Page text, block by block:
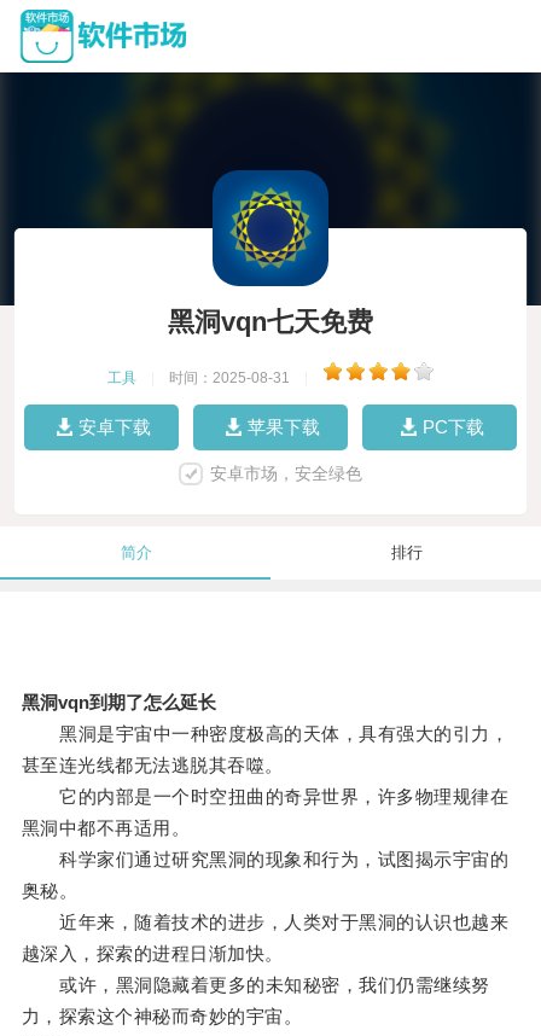
黑洞vqn七天免费
工具 时间：2025-08-31
安卓下载 苹果下载 PC下载
安卓市场，安全绿色
简介 排行
黑洞vqn到期了怎么延长
黑洞是宇宙中一种密度极高的天体，具有强大的引力，
甚至连光线都无法逃脱其吞噬。
它的内部是一个时空扭曲的奇异世界，许多物理规律在
黑洞中都不再适用。
科学家们通过研究黑洞的现象和行为，试图揭示宇宙的
奥秘。
近年来，随着技术的进步，人类对于黑洞的认识也越来
越深入，探索的进程日渐加快。
或许，黑洞隐藏着更多的未知秘密，我们仍需继续努
力，探索这个神秘而奇妙的宇宙。